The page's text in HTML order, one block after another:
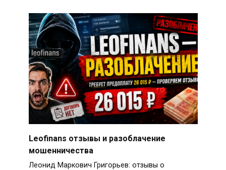
Leofinans отзывы и разоблачение
мошенничества
Леонид Маркович Григорьев: отзывы о